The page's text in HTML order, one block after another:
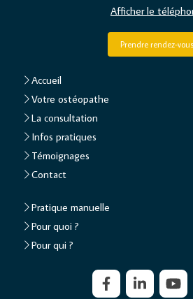
Afficher le
Prendre rendez-vous
Accueil
Votre ostéopathe
La consultation
Infos pratiques
Témoignages
Contact
Pratique manuelle
Pour quoi ?
Pour qui ?